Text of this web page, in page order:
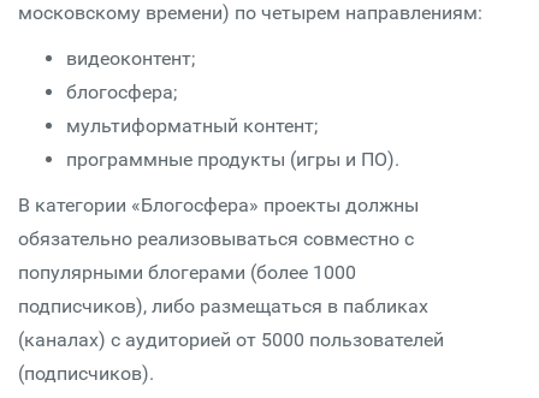
московскому времени) по четырем направлениям:
видеоконтент;
блогосфера;
мультиформатный контент;
программные продукты (игры и ПО).
В категории «Блогосфера» проекты должны
обязательно реализовываться совместно с
популярными блогерами (более 1000
подписчиков), либо размещаться в пабликах
(каналах) с аудиторией от 5000 пользователей
(подписчиков).